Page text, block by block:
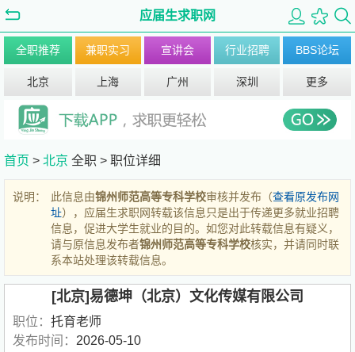
应届生求职网
全职推荐 兼职实习 宣讲会 行业招聘 BBS论坛
北京 上海 广州 深圳 更多
首页 > 北京 全职 > 职位详细
说明： 此信息由锦州师范高等专科学校审核并发布（查看原发布网
址），应届生求职网转载该信息只是出于传递更多就业招聘
信息，促进大学生就业的目的。如您对此转载信息有疑义，
请与原信息发布者锦州师范高等专科学校核实，并请同时联
系本站处理该转载信息。
[北京]易德坤（北京）文化传媒有限公司
职位： 托育老师
发布时间： 2026-05-10